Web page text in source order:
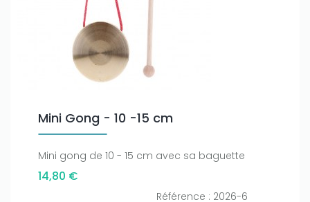
Mini Gong - 10 -15 cm
Mini gong de 10 - 15 cm avec sa baguette
14,80 €
Référence : 2026-6